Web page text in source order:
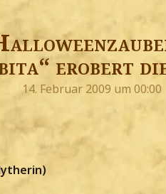
erobert
14. Februar 2009 um 00:00